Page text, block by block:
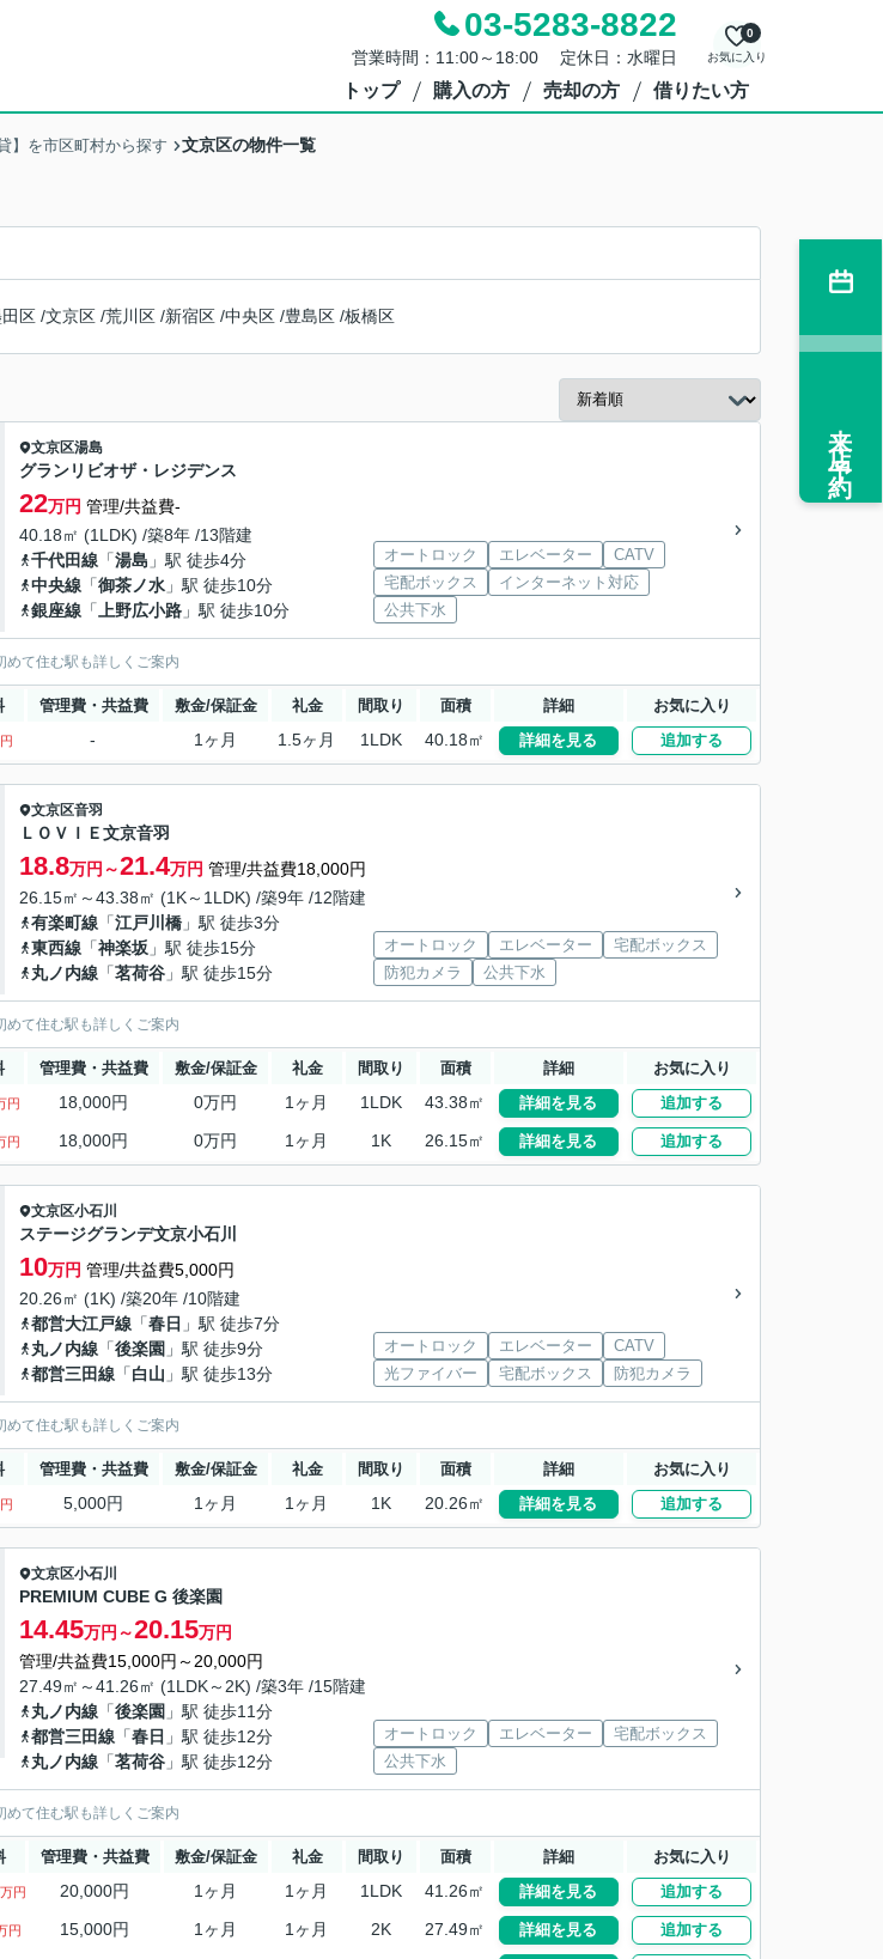
03-5283-8822
営業時間：11:00～18:00 定休日：水曜日 お気に入り
0
トップ 購入の方 売却の方 借りたい方
貸】を市区町村から探す 文京区の物件一覧
区 /文京区 /荒川区 /新宿区 /中央区 /豊島区 /板橋区
文京区湯島
グランリビオザ・レジデンス
22万円 管理/共益費-
40.18㎡ (1LDK) /築8年 /13階建
千代田線 「湯島 」駅 徒歩4分
中央線 「御茶ノ水 」駅 徒歩10分
銀座線 「 上野広小路 」駅 徒歩10分
オートロック エレベーター
CATV
宅配ボックス
インターネット対応
公共下水
めて住む駅も詳しくご案内
管理費・共益費 敷金/保証金 礼金 間取り 面積 詳細 お気に入り
- 1ヶ月 1.5ヶ月 1LDK 40.18㎡ 詳細を見る 追加する
文京区音羽
ＬＯＶＩＥ文京音羽
18.8万円～21.4万円 管理/共益費18,000円
26.15㎡～43.38㎡ (1K～1LDK) /築9年 /12階建
有楽町線 「江戸川橋 」駅 徒歩3分
東西線 「神楽坂 」駅 徒歩15分
丸ノ内線 「茗荷谷 」駅 徒歩15分
オートロック エレベーター
宅配ボックス
防犯カメラ
公共下水
めて住む駅も詳しくご案内
管理費・共益費 敷金/保証金 礼金 間取り 面積 詳細 お気に入り
円 18,000円 0万円 1ヶ月 1LDK 43.38㎡ 詳細を見る 追加する
円 18,000円 0万円 1ヶ月 1K 26.15㎡ 詳細を見る 追加する
文京区小石川
ステージグランデ文京小石川
10万円 管理/共益費5,000円
20.26㎡ (1K) /築20年 /10階建
都営大江戸線 「春日 」駅 徒歩7分
丸ノ内線 「後楽園 」駅 徒歩9分
都営三田線 「白山 」駅 徒歩13分
オートロック エレベーター
CATV
光ファイバー
宅配ボックス 防犯カメラ
めて住む駅も詳しくご案内
管理費・共益費 敷金/保証金 礼金 間取り 面積 詳細 お気に入り
5,000円 1ヶ月 1ヶ月 1K 20.26㎡ 詳細を見る 追加する
文京区小石川
PREMIUM CUBE G 後楽園
14.45万円～20.15万円
管理/共益費15,000円～20,000円
27.49㎡～41.26㎡ (1LDK～2K) /築3年 /15階建
丸ノ内線 「後楽園 」駅 徒歩11分
都営三田線 「春日 」駅 徒歩12分
丸ノ内線 「茗荷谷 」駅 徒歩12分
オートロック エレベーター
宅配ボックス
公共下水
めて住む駅も詳しくご案内
管理費・共益費 敷金/保証金 礼金 間取り 面積 詳細 お気に入り
万円 20,000円 1ヶ月 1ヶ月 1LDK 41.26㎡ 詳細を見る 追加する
円 15,000円 1ヶ月 1ヶ月 2K 27.49㎡ 詳細を見る 追加する
来店予約